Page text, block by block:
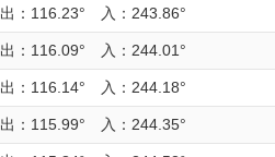
出：116.23° 入：243.86°
出：116.09° 入：244.01°
出：116.14° 入：244.18°
出：115.99° 入：244.35°